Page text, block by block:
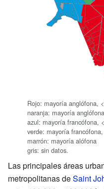
Rojo: mayoría anglófona,
naranja: mayoría
azul: mayoría francófona,
verde: mayoría
marrón: mayoría alófona
gris: sin datos.
Las principales áreas
metropolitanas deSaint